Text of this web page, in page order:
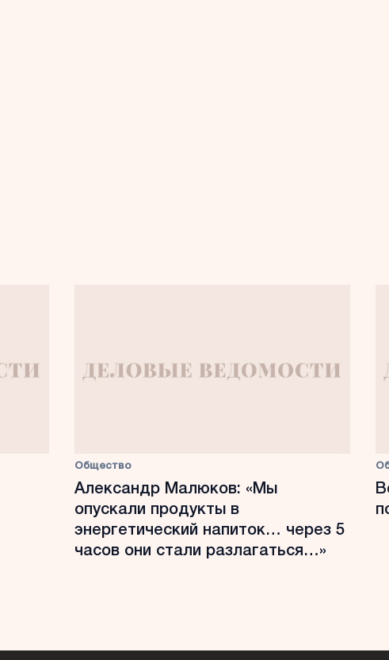
Общество
Александр Малюков: «Мы
опускали продукты в
энергетический напиток… через 5
часов они стали разлагаться…»